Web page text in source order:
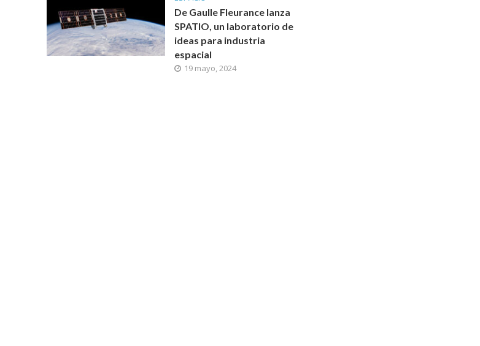
De Gaulle Fleurance lanza
SPATIO, un laboratorio de
ideas para industria
espacial
19 mayo, 2024